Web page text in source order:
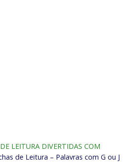
LEITURA DIVERTIDAS COM
de Leitura – Palavras com G ou J